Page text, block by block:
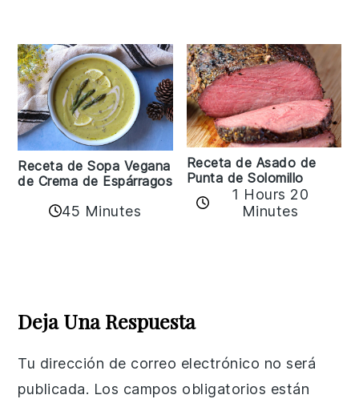
Receta de Sopa Vegana
de Crema de Espárragos
45 Minutes
Receta de Asado de
Punta de Solomillo
1 Hours 20
Minutes
Interactions
Deja Una Respuesta
Tu dirección de correo electrónico no será
publicada. Los campos obligatorios están